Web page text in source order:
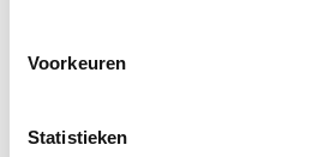
Voorkeuren
Statistieken
Andere bezoekers bekeken ook